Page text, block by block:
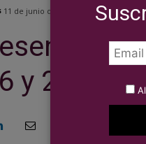
11 de junio de 2025
14
y 2027